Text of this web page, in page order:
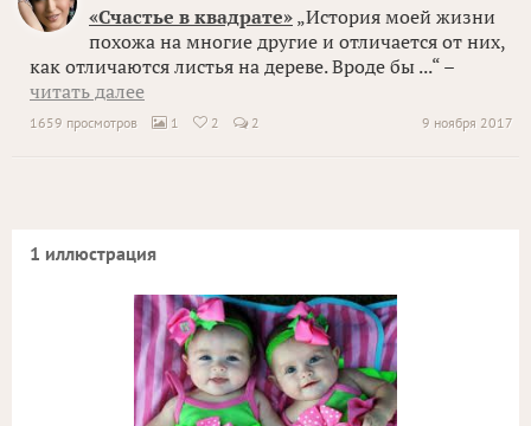
«Счастье в квадрате» „История моей жизни
похожа на многие другие и отличается от них,
как отличаются листья на дереве. Вроде бы ...“ –
читать далее
9 ноября 2017
1659 просмотров  1  2 2
1 иллюстрация